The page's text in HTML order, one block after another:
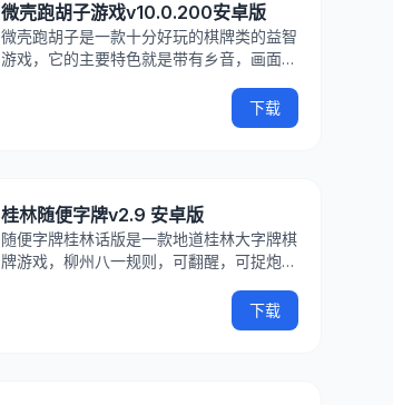
微壳跑胡子游戏v10.0.200安卓版
微壳跑胡子是一款十分好玩的棋牌类的益智
游戏，它的主要特色就是带有乡音，画面设
易上手。平时在工作之余也是一个十分放松
解压的好游戏。如果您感兴趣的话欢迎直接
下载
桂林随便字牌v2.9 安卓版
随便字牌桂林话版是一款地道桂林大字牌棋
牌游戏，柳州八一规则，可翻醒，可捉炮的
么，快来IT猫扑下载吧！游戏介绍字牌又名
八一字牌、打字牌、跑胡子、桥字牌，亦称
下载